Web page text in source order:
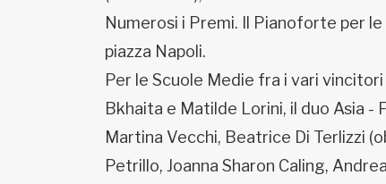
Numerosi i Premi. Il Pianoforte per
piazza Napoli.
Per le Scuole Medie fra i vari
Bkhaita e Matilde Lorini, il duo Asia
Martina Vecchi, Beatrice Di Terlizzi
Petrillo, Joanna Sharon Caling,